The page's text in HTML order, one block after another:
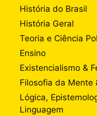
História do Brasil
História Geral
Teoria e Ciência
Ensino
Existencialismo &
Filosofia da Mente
Lógica,
Linguagem